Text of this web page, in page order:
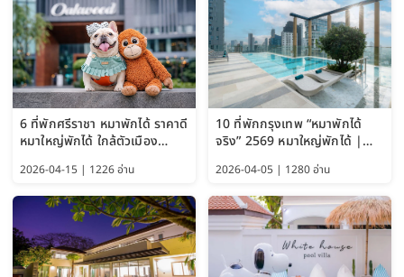
6 ที่พักศรีราชา หมาพักได้ ราคาดี
หมาใหญ่พักได้ ใกล้ตัวเมือง
2026-04-15 | 1226 อ่าน
10 ที่พักกรุงเทพ “หมาพักได้
จริง” 2569 หมาใหญ่พักได้ |
Bangkok อัปเดตล่าสุด
2026-04-05 | 1280 อ่าน